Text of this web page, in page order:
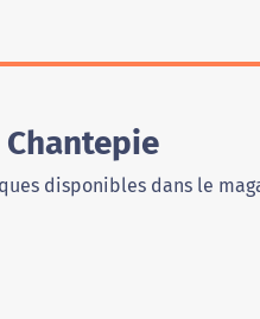
disponibles dans le